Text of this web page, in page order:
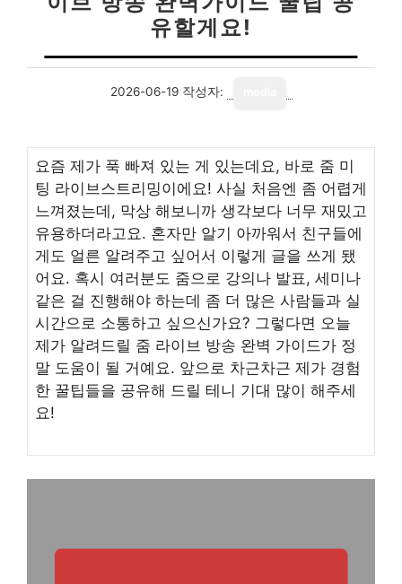
유할게요!
2026-06-19 작성자:
요즘 제가 푹 빠져 있는 게 있는데요, 바로 줌 미
팅 라이브스트리밍이에요! 사실 처음엔 좀 어렵게
느껴졌는데, 막상 해보니까 생각보다 너무 재밌고
유용하더라고요. 혼자만 알기 아까워서 친구들에
게도 얼른 알려주고 싶어서 이렇게 글을 쓰게 됐
어요. 혹시 여러분도 줌으로 강의나 발표, 세미나
같은 걸 진행해야 하는데 좀 더 많은 사람들과 실
시간으로 소통하고 싶으신가요? 그렇다면 오늘
제가 알려드릴 줌 라이브 방송 완벽 가이드가 정
말 도움이 될 거예요. 앞으로 차근차근 제가 경험
한 꿀팁들을 공유해 드릴 테니 기대 많이 해주세
요!